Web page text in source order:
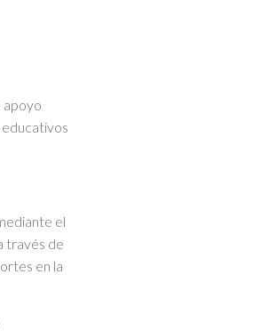
apoyo
educativos
el
través de
en la